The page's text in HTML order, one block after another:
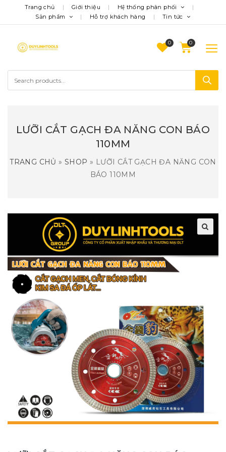
Trang chủ Giới thiệu
Hệ thống phân phối
Sản phẩm
Hỗ trợ khách hàng Tin tức
0
LƯỠI CẮT GẠCH ĐA NĂNG CON BÁO
110MM
TRANG CHỦ » SHOP » LƯỠI CẮT GẠCH ĐA NĂNG CON
BÁO 110MM